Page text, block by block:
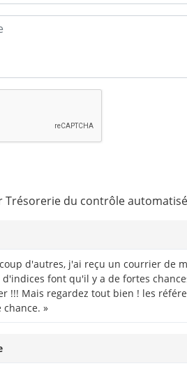
Trésorerie du contrôle automatisé
d'autres, j'ai reçu un courrier de
d'indices font qu'il y a de fortes
!!! Mais regardez tout bien ! les
»